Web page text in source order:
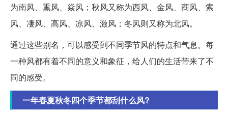
为南风、熏风、焱风；秋风又称为西风、金风、商风、索
风、凄风、高风、凉风、激风；冬风则又称为北风。
通过这些别名，可以感受到不同季节风的特点和气息。每
一种风都有着不同的意义和象征，给人们的生活带来了不
同的感受。
一年春夏秋冬四个季节都刮什么风?